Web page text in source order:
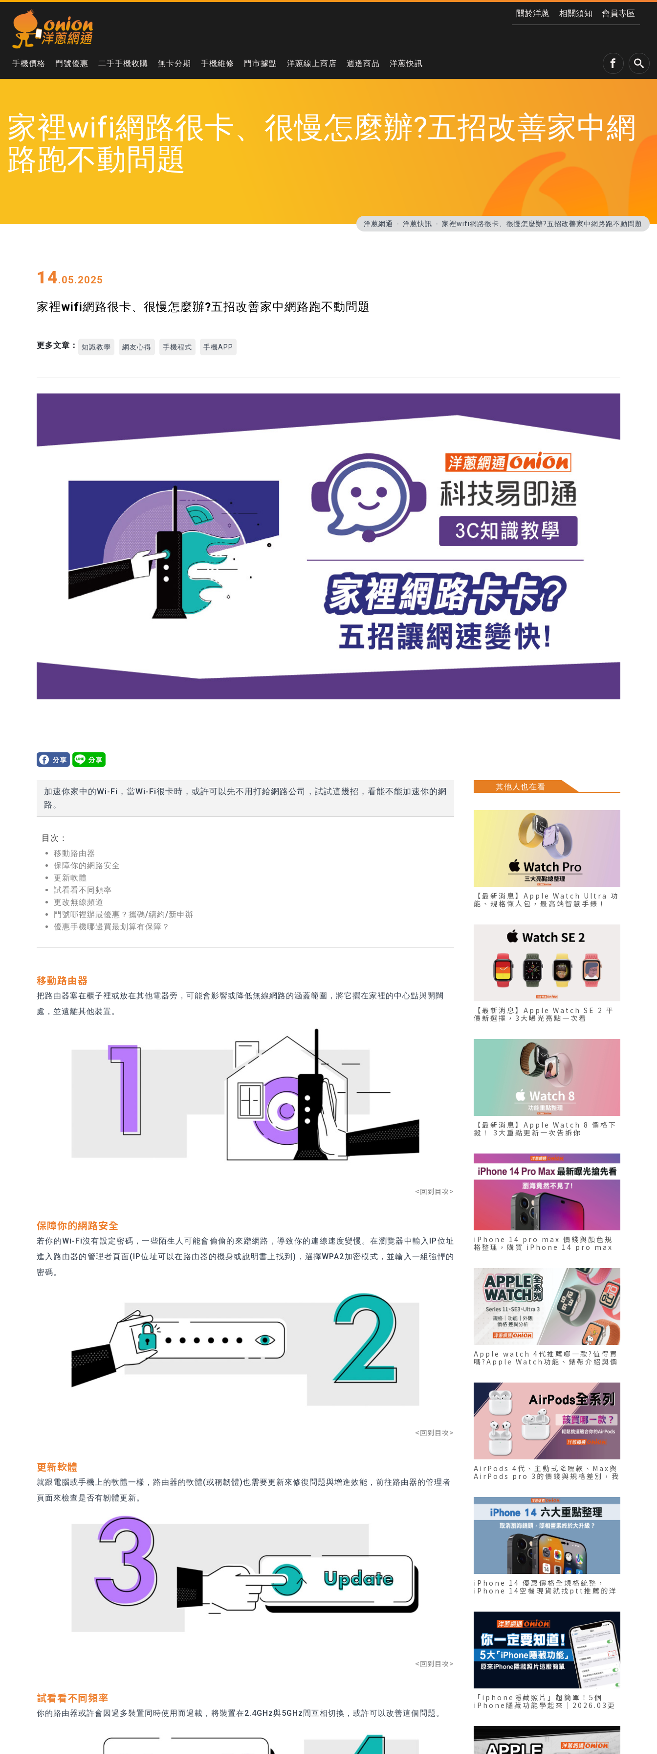
關於洋蔥 相關須知 會員專區
手機價格 門號優惠 二手手機收購 無卡分期 手機維修 門市據點 洋蔥線上商店 週邊商品 洋蔥快訊
家裡wifi網路很卡、很慢怎麼辦?五招改善家中網
路跑不動問題
洋蔥網通 洋蔥快訊 家裡wifi網路很卡、很慢怎麼辦?五招改善家中網路跑不動問題
14.05.2025
家裡wifi網路很卡、很慢怎麼辦?五招改善家中網路跑不動問題
更多文章： 知識教學 網友心得 手機程式 手機APP
加速你家中的Wi-Fi，當Wi-Fi很卡時，或許可以先不用打給網路公司，試試這幾招，看能不能加速你的網
路。
目次：
移動路由器
保障你的網路安全
更新軟體
試看看不同頻率
更改無線頻道
門號哪裡辦最優惠？攜碼/續約/新申辦
優惠手機哪邊買最划算有保障？
移動路由器
把路由器塞在櫃子裡或放在其他電器旁，可能會影響或降低無線網路的涵蓋範圍，將它擺在家裡的中心點與開闊
處，並遠離其他裝置。
<回到目次>
保障你的網路安全
若你的Wi-Fi沒有設定密碼，一些陌生人可能會偷偷的來蹭網路，導致你的連線速度變慢。在瀏覽器中輸入IP位址
進入路由器的管理者頁面(IP位址可以在路由器的機身或說明書上找到)，選擇WPA2加密模式，並輸入一組強悍的
密碼。
<回到目次>
更新軟體
就跟電腦或手機上的軟體一樣，路由器的軟體(或稱韌體)也需要更新來修復問題與增進效能，前往路由器的管理者
頁面來檢查是否有韌體更新。
<回到目次>
試看看不同頻率
你的路由器或許會因過多裝置同時使用而過載，將裝置在2.4GHz與5GHz間互相切換，或許可以改善這個問題。
其他人也在看
【最新消息】Apple Watch Ultra 功
能、規格懶人包，最高端智慧手錶！
【最新消息】Apple Watch SE 2 平
價新選擇，3大曝光亮點一次看
【最新消息】Apple Watch 8 價格下
殺！ 3大重點更新一次告訴你
iPhone 14 pro max 價錢與顏色規
格整理，購買 iPhone 14 pro max
Apple watch 4代推薦哪一款?值得買
嗎?Apple Watch功能、錶帶介紹與價
AirPods 4代、主動式降噪款、Max與
AirPods pro 3的價錢與規格差別，我
iPhone 14 優惠價格全規格統整，
iPhone 14空機現貨就找ptt推薦的洋
「iphone隱藏照片」超簡單！5個
iPhone隱藏功能學起來｜2026.03更